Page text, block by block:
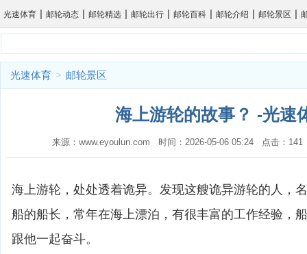
光速体育 | 邮轮动态 | 邮轮精选 | 邮轮出行 | 邮轮百科 | 邮轮介绍 | 邮轮景区 |
光速体育 > 邮轮景区
海上游轮的故事？ -光速
来源：www.eyoulun.com 时间：2026-05-06 05:24 点击：
海上游轮，处处透着诡异。发现这艘诡异游轮的人，
船的船长，常年在海上漂泊，有很丰富的工作经验，
跟他一起奋斗。